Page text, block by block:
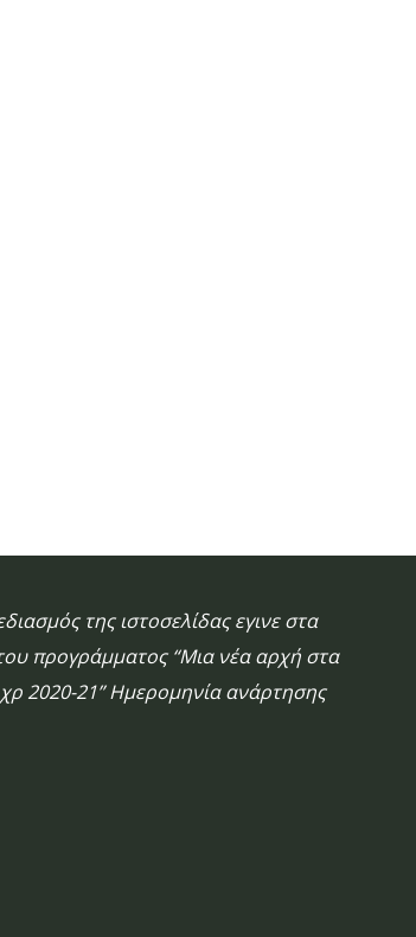
της ιστοσελίδας εγινε στα
προγράμματος “Μια νέα αρχή στα
2020-21” Ημερομηνία ανάρτησης